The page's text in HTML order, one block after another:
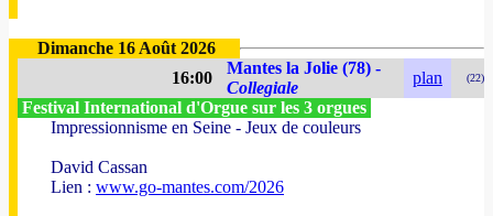
Dimanche 16 Août 2026
16:00
Mantes la Jolie (78) -
Collegiale
plan (22)
Festival International d'Orgue sur les 3 orgues
Impressionnisme en Seine - Jeux de couleurs
David Cassan
Lien : www.go-mantes.com/2026